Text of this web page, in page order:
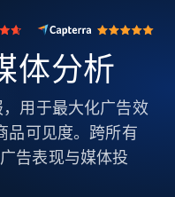
体分析
用于最大化广告效
品可见度。跨所有
告表现与媒体投